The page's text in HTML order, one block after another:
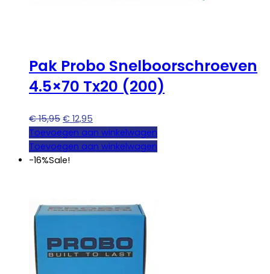
Pak Probo Snelboorschroeven
4.5×70 Tx20 (200)
€15,95 Oorspronkelijke
prijs
was:
€ 15,95.
€ 12,95
prijs
is:
Toevoegen aan winkelwagen
Toevoegen aan winkelwagen
-16%Sale!